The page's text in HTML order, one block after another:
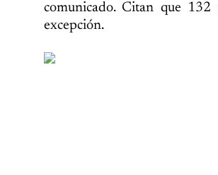
comunicado. Citan que
excepción.